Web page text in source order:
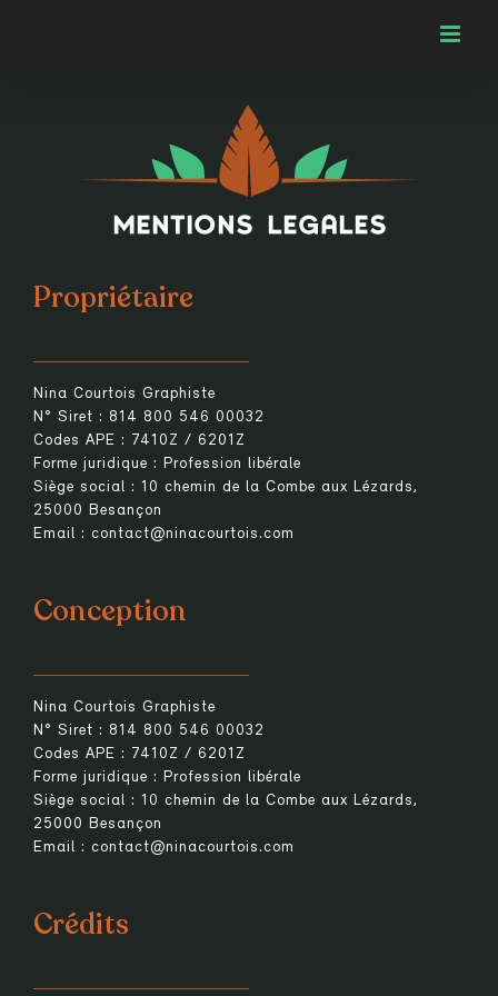
mentions légales
Propriétaire
Nina Courtois Graphiste
N° Siret : 814 800 546 00032
Codes APE : 7410Z / 6201Z
Forme juridique : Profession libérale
Siège social : 10 chemin de la Combe aux Lézards,
25000 Besançon
Email : contact@ninacourtois.com
Conception
Nina Courtois Graphiste
N° Siret : 814 800 546 00032
Codes APE : 7410Z / 6201Z
Forme juridique : Profession libérale
Siège social : 10 chemin de la Combe aux Lézards,
25000 Besançon
Email : contact@ninacourtois.com
Crédits